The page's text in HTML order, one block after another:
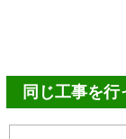
同じ工事を行